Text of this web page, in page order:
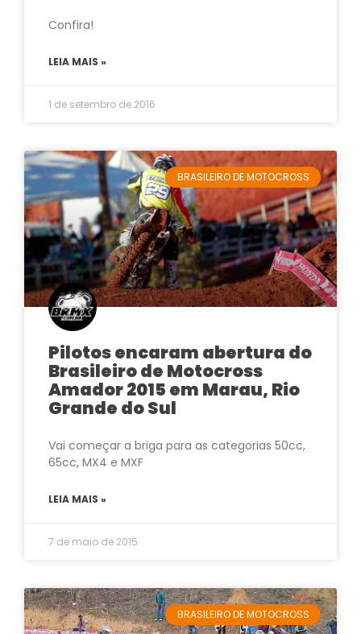
Confira!
LEIA MAIS »
1 de setembro de 2016
BRASILEIRO DE MOTOCROSS
Pilotos encaram abertura do
Brasileiro de Motocross
Amador 2015 em Marau, Rio
Grande do Sul
Vai começar a briga para as categorias 50cc,
65cc, MX4 e MXF
LEIA MAIS »
7 de maio de 2015
BRASILEIRO DE MOTOCROSS